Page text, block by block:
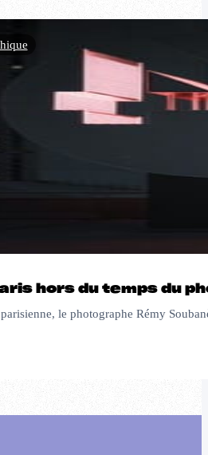
hors du temps du
le photographe Rémy